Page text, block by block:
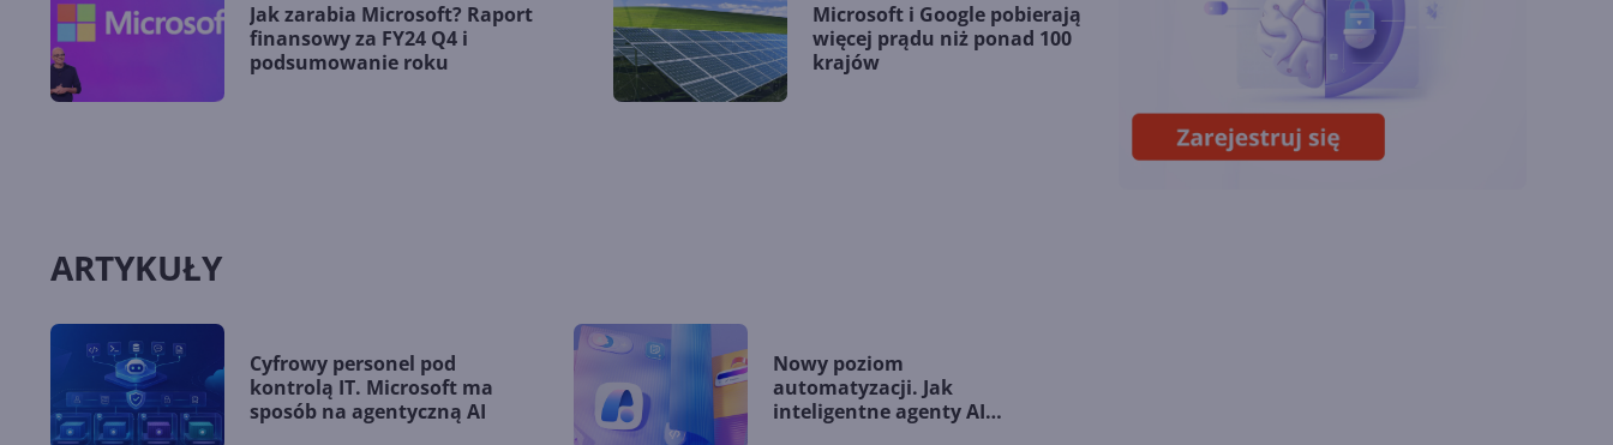
Jak zarabia Microsoft? Raport
finansowy za FY24 Q4 i
podsumowanie roku
Microsoft i Google pobierają
więcej prądu niż ponad 100
krajów
Chin
Miliardy z AI i
chmury. Microsoft
ogłasza znakomite
wyniki i
ARTYKUŁY
Cyfrowy personel pod
kontrolą IT. Microsoft ma
sposób na agentyczną AI
Nowy poziom
automatyzacji. Jak
inteligentne agenty AI